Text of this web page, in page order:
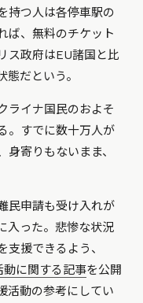
持つ人は各停車駅の
ば、無料のチケット
ス政府はEU諸国と比
だという。
ライナ国民のおよそ
。すでに数十万人が
寄りもないまま、
民申請も受け入れが
入った。悲惨な状況
援できるよう、
動に関する記事を公開
活動の参考にしてい